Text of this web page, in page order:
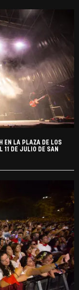
EN LA PLAZA DE LOS
11 DE JULIO DE SAN